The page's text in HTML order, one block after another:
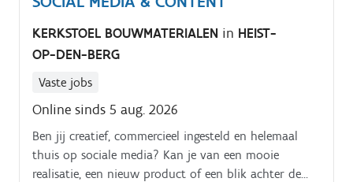
KERKSTOEL BOUWMATERIALEN in HEIST-
OP-DEN-BERG
Vaste jobs
Online sinds 5 aug. 2026
Ben jij creatief, commercieel ingesteld en helemaal
thuis op sociale media? Kan je van een mooie
realisatie, een nieuw product of een blik achter de